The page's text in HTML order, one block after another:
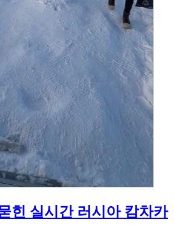
힌 실시간 러시아 캄차카